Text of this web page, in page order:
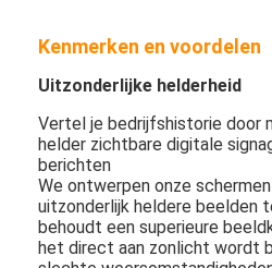
Kenmerken en voordelen
Uitzonderlijke helderheid
Vertel je bedrijfshistorie door
helder zichtbare digitale
berichten
We ontwerpen onze
uitzonderlijk heldere beelden
behoudt een superieure
het direct aan zonlicht wordt